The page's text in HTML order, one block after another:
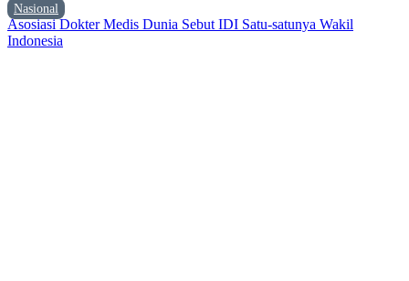
Nasional
Asosiasi Dokter Medis Dunia Sebut IDI Satu-satunya Wakil
Indonesia